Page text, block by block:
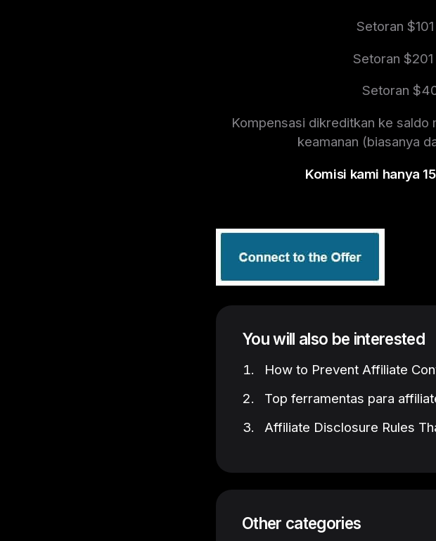
Setoran
Setoran
Setoran
Kompensasi dikreditkan ke
keamanan (biasanya
Komisi kami hanya
You will also be interested
How to Prevent Affiliate
Top ferramentas para
Affiliate Disclosure Rules
Other categories